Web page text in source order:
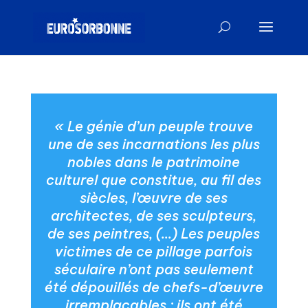
« Le génie d’un peuple trouve
une de ses incarnations les plus
nobles dans le patrimoine
culturel que constitue, au fil des
siècles, l’œuvre de ses
architectes, de ses sculpteurs,
de ses peintres, (…) Les peuples
victimes de ce pillage parfois
séculaire n’ont pas seulement
été dépouillés de chefs-d’œuvre